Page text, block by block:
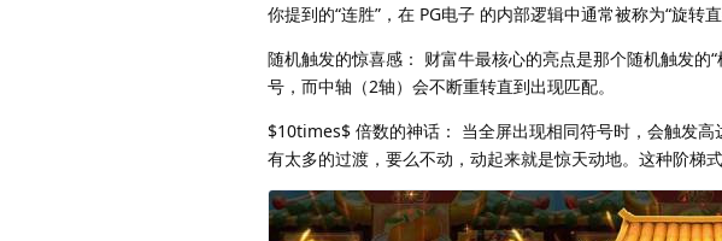
你提到的“连胜”，在 PG电子 的内部逻辑中通常被称为“旋转
随机触发的惊喜感： 财富牛最核心的亮点是那个随机触发
号，而中轴（2轴）会不断重转直到出现匹配。
$10times$ 倍数的神话： 当全屏出现相同符号时，会触发高
有太多的过渡，要么不动，动起来就是惊天动地。这种阶梯